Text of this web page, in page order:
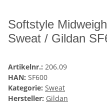
Softstyle
Sweat / Gildan
Artikelnr.: 206.09
HAN: SF600
Kategorie: Sweat
Hersteller: Gildan